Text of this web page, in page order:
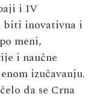
i IV
biti inovativna i
meni,
i naučne
izučavanju.
da se Crna